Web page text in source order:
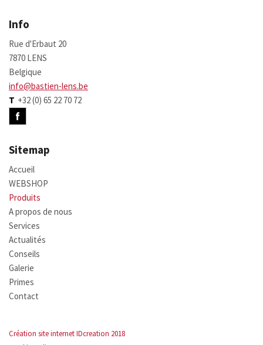
Info
Rue d'Erbaut 20
7870 LENS
Belgique
info@bastien-lens.be
T +32 (0) 65 22 70 72
Sitemap
Accueil
WEBSHOP
Produits
A propos de nous
Services
Actualités
Conseils
Galerie
Primes
Contact
Création site internet IDcreation 2018